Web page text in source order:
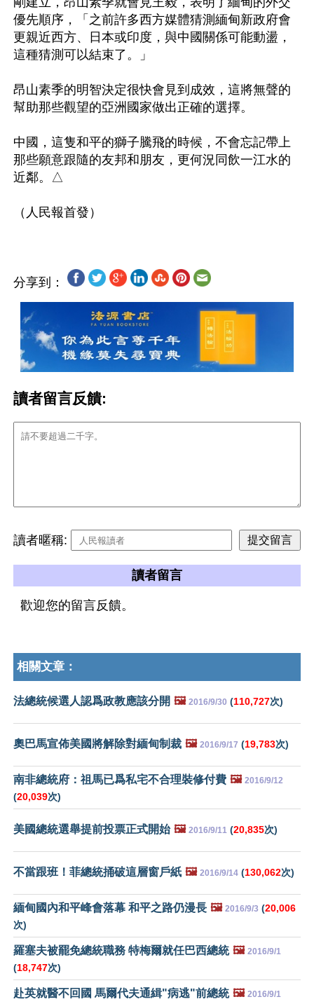
優先順序，「之前許多西方媒體猜測緬甸新政府會
更親近西方、日本或印度，與中國關係可能動盪，
這種猜測可以結束了。」
昂山素季的明智決定很快會見到成效，這將無聲的
幫助那些觀望的亞洲國家做出正確的選擇。
中國，這隻和平的獅子騰飛的時候，不會忘記帶上
那些願意跟隨的友邦和朋友，更何況同飲一江水的
近鄰。△
分享到：
讀者留言反饋:
讀者暱稱:
讀者留言
歡迎您的留言反饋。
相關文章：
法總統候選人認爲政教應該分開 🖼️ 2016/9/30 (110,727次)
奧巴馬宣佈美國將解除對緬甸制裁 🖼️ 2016/9/17 (19,783次)
南非總統府：祖馬已爲私宅不合理裝修付費 🖼️ 2016/9/12
(20,039次)
美國總統選舉提前投票正式開始 🖼️ 2016/9/11 (20,835次)
不當跟班！菲總統捅破這層窗戶紙 🖼️ 2016/9/14 (130,062次)
緬甸國內和平峰會落幕 和平之路仍漫長 🖼️ 2016/9/3 (20,006
次)
羅塞夫被罷免總統職務 特梅爾就任巴西總統 🖼️ 2016/9/1
(18,747次)
赴英就醫不回國 馬爾代夫通緝"病逃"前總統 🖼️ 2016/9/1